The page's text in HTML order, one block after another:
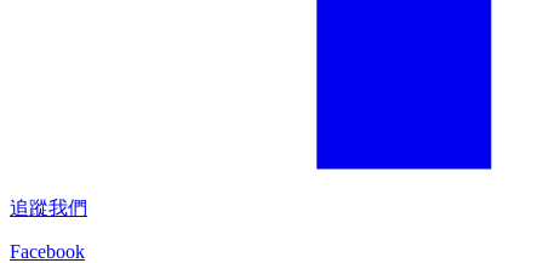
追蹤我們
Facebook